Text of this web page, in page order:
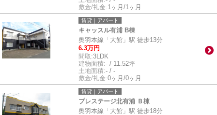
敷金/礼金:1ヶ月/1ヶ月
賃貸｜アパート
キャッスル有浦 B棟
奥羽本線「大館」駅 徒歩13分
6.3万円
間取:3LDK
建物面積:- / 11.52坪
土地面積:- / -
敷金/礼金:0ヶ月/0ヶ月
賃貸｜アパート
プレステージ北有浦 Ｂ棟
奥羽本線「大館」駅 徒歩18分